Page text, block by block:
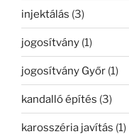
injektálás (3)
jogosítvány (1)
jogosítvány Győr (1)
kandalló építés (3)
karosszéria javítás (1)